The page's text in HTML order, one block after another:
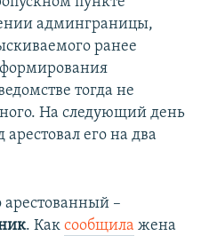
админграницы,
ранее
тогда не
На следующий день
его на два
арестованный –
. Как сообщила жена